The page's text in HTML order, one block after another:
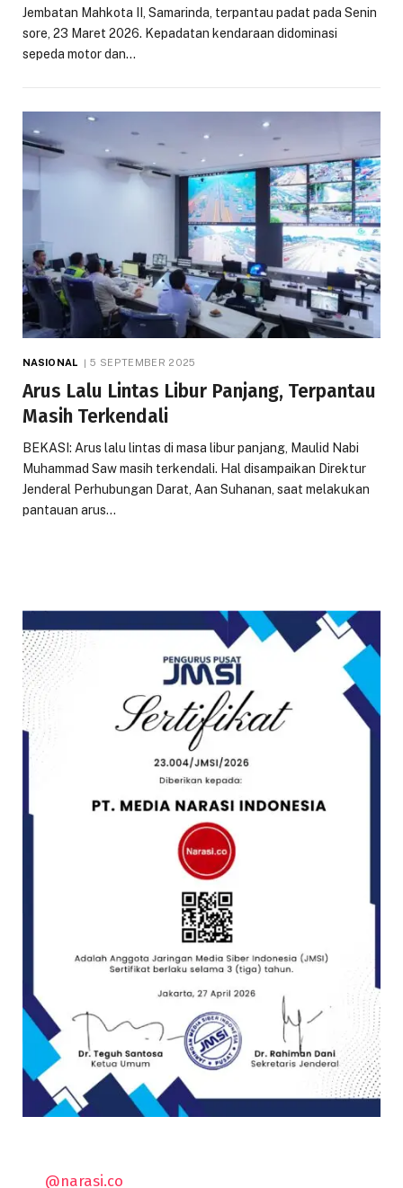
Jembatan Mahkota II, Samarinda, terpantau padat pada Senin
sore, 23 Maret 2026. Kepadatan kendaraan didominasi
sepeda motor dan…
NASIONAL 5 SEPTEMBER 2025
Arus Lalu Lintas Libur Panjang, Terpantau
Masih Terkendali
BEKASI: Arus lalu lintas di masa libur panjang, Maulid Nabi
Muhammad Saw masih terkendali. Hal disampaikan Direktur
Jenderal Perhubungan Darat, Aan Suhanan, saat melakukan
pantauan arus…
@narasi.co